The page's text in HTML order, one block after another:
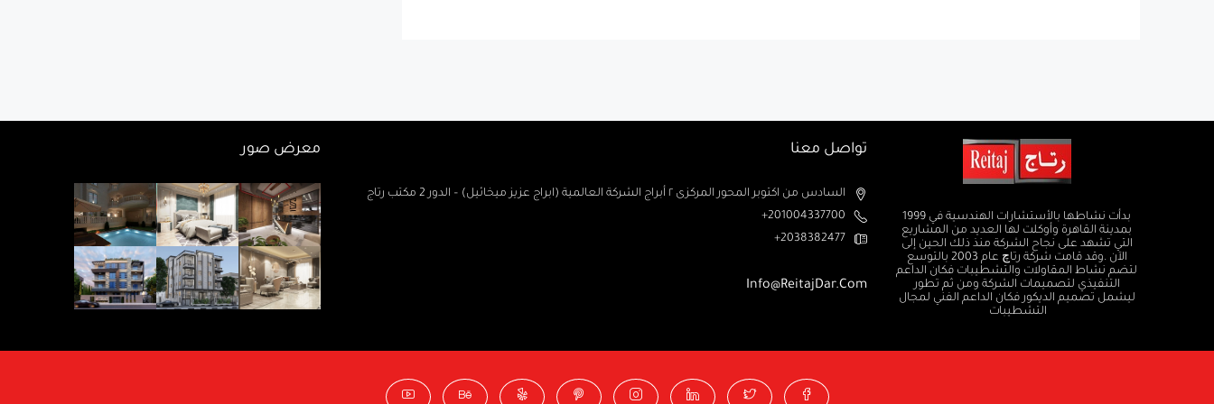
بدأت نشاطها بالأستشارات الهندسية في 1999
بمدينة القاهرة وأوكلت لها العديد من المشاريع
التي تشهد على نجاح الشركة منذ ذلك الحين إلى
الآن .وقد قامت شركة رتاچ عام 2003 بالتوسع
لتضم نشاط المقاولات والتشطيبات فكان الداعم
التنفيذي لتصميمات الشركة ومن ثم تطور
ليشمل تصميم الديكور فكان الداعم الفني لمجال
التشطيبات
تواصل معنا
السادس من اكتوبر المحور المركزى ٢ أبراج الشركة العالمية (ابراج عزيز ميخائيل) – الدور 2 مكتب رتاج
201004337700+
2038382477+
Info@ReitajDar.com
معرض صور